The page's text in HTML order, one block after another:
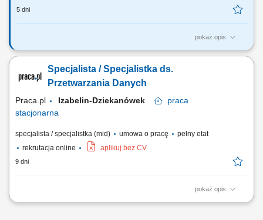
5 dni
pokaż opis
12 months contract Why does this role exist? We are looking for a
international team. In this role, you will play a key part in ensuring high-
quality, reliable data that supports business operations across markets.
Specjalista / Specjalistka ds.
Przetwarzania Danych
Praca.pl Izabelin-Dziekanówek
praca
stacjonarna
specjalista / specjalistka (mid) umowa o pracę
pełny etat
rekrutacja online
aplikuj bez CV
9 dni
pokaż opis
Zakres obowiązków: Analiza potrzeb użytkowników oraz